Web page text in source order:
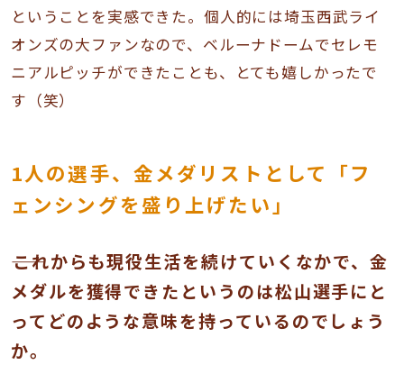
ということを実感できた。個人的には埼玉西武ライ
オンズの大ファンなので、ベルーナドームでセレモ
ニアルピッチができたことも、とても嬉しかったで
す（笑）
1人の選手、金メダリストとして「フ
ェンシングを盛り上げたい」
――これからも現役生活を続けていくなかで、金
メダルを獲得できたというのは松山選手にと
ってどのような意味を持っているのでしょう
か。